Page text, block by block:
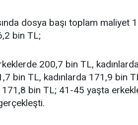
dosya başı toplam maliyet
bin TL;
200,7 bin TL,
bin TL, kadınlarda 171,9 bin
171,8 bin TL; 41-45 yaşta